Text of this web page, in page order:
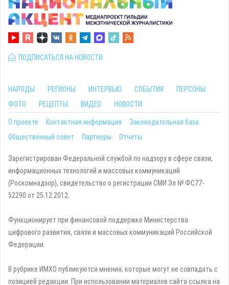
ПОДПИСАТЬСЯ НА НОВОСТИ
НАРОДЫ РЕГИОНЫ ИНТЕРВЬЮ СОБЫТИЯ
ПЕРСОНЫ
ФОТО
РЕЦЕПТЫ ВИДЕО НОВОСТИ
О проекте Контактная информация
Законодательная база
Общественный совет
Партнеры Отчеты
Зарегистрирован Федеральной службой по надзору в сфере связи,
информационных технологий и массовых коммуникаций
(Роскомнадзор), свидетельство о регистрации СМИ Эл № ФС77-
52290 от 25.12.2012.
Функционирует при финансовой поддержке Министерства
цифрового развития, связи и массовых коммуникаций Российской
Федерации.
В рубрике ИМХО публикуются мнения, которые могут не совпадать с
позицией редакции. При использовании материалов сайта ссылка на